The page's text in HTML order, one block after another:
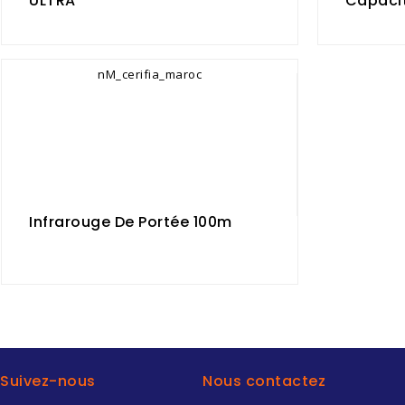
Infrarouge De Portée 100m
Suivez-nous Nous contactez